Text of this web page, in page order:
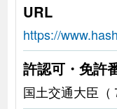
URL
https://
許認可・免許
国土交通大臣（